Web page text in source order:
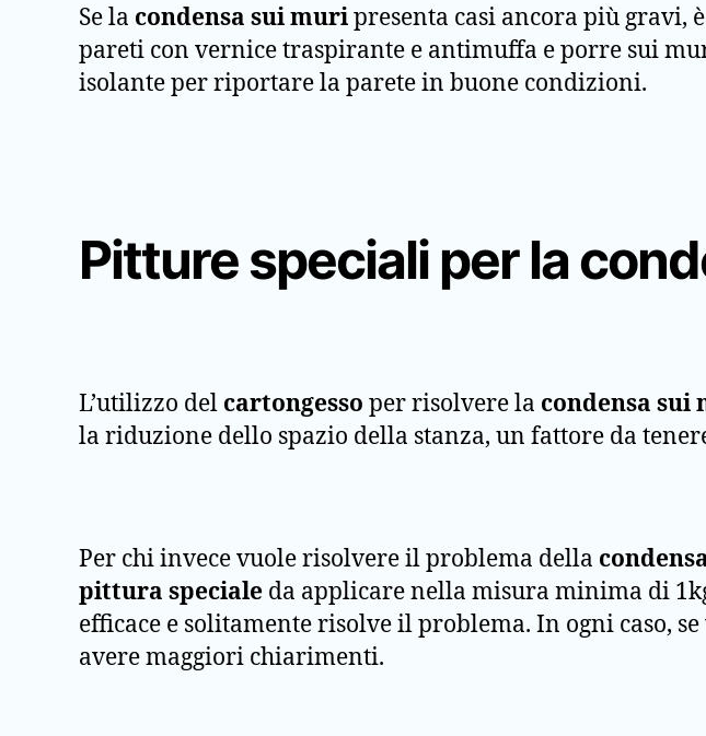
Se la condensa sui muripresenta casi ancora più gravi,
pareti con vernice traspirante e antimuffa e porre sui
isolante per riportare la parete in buone condizioni.
Pitture speciali per la
L’utilizzo del cartongesso per risolvere la condensa sui
la riduzione dello spazio della stanza, un fattore da
Per chi invece vuole risolvere il problema della
pittura speciale da applicare nella misura minima di
efficace e solitamente risolve il problema. In ogni caso,
avere maggiori chiarimenti.